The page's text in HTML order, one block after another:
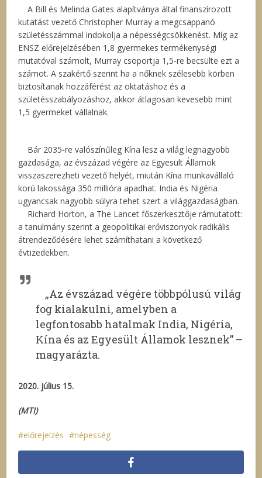
A Bill és Melinda Gates alapítványa által finanszírozott
kutatást vezető Christopher Murray a megcsappanó
születésszámmal indokolja a népességcsökkenést. Míg az
ENSZ előrejelzésében 1,8 gyermekes termékenységi
mutatóval számolt, Murray csoportja 1,5-re becsülte ezt a
számot. A szakértő szerint ha a nőknek szélesebb körben
biztosítanak hozzáférést az oktatáshoz és a
születésszabályozáshoz, akkor átlagosan kevesebb mint
1,5 gyermeket vállalnak.
Bár 2035-re valószínűleg Kína lesz a világ legnagyobb
gazdasága, az évszázad végére az Egyesült Államok
visszaszerezheti vezető helyét, miután Kína munkavállaló
korú lakossága 350 millióra apadhat. India és Nigéria
ugyancsak nagyobb súlyra tehet szert a világgazdaságban.
Richard Horton, a The Lancet főszerkesztője rámutatott:
a tanulmány szerint a geopolitikai erőviszonyok radikális
átrendeződésére lehet számíthatani a következő
évtizedekben.
„Az évszázad végére többpólusú világ
fog kialakulni, amelyben a
legfontosabb hatalmak India, Nigéria,
Kína és az Egyesült Államok lesznek” –
magyarázta.
2020. július 15.
(MTI)
előrejelzés népesség